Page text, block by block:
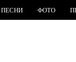
ПЕСНИ ФОТО